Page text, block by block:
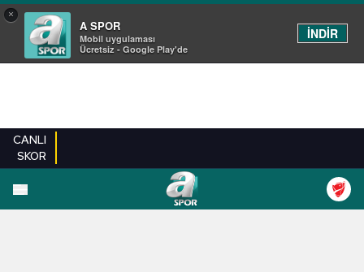
×
A SPOR
Mobil uygulaması
Ücretsiz - Google Play'de
İNDİR
CANLI
SKOR